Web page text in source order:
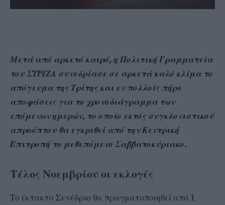
Μετά από αρκετό καιρό, η Πολιτική Γραμματεία
του ΣΥΡΙΖΑ συνεδρίασε σε αρκετά καλό κλίμα το
απόγευμα της Τρίτης και εν πολλοίς πήρε
αποφάσεις για το χρονοδιάγραμμα των
επόμενων ημερών, το οποίο εκτός συγκλονιστικού
απροόπτου θα εγκριθεί από την Κεντρική
Επιτροπή το μεθεπόμενο Σαββατοκύριακο.
Τέλος Νοεμβρίου οι εκλογές
Το έκτακτο Συνέδριο θα πραγματοποιηθεί από 1